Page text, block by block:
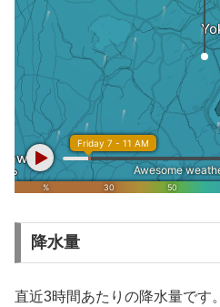
降水量
直近3時間あたりの降水量です。